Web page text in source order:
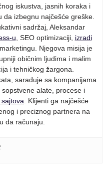
iskustva, jasnih koraka i
izbegnu najčešće greške.
sadržaj, Aleksandar
u , SEO optimizaciji, izradi
Njegova misija je
običnim ljudima i malim
i tehničkog žargona.
sarađuje sa kompanijama
alate, procese i
. Klijenti ga najčešće
i preciznog partnera na
da računaju.